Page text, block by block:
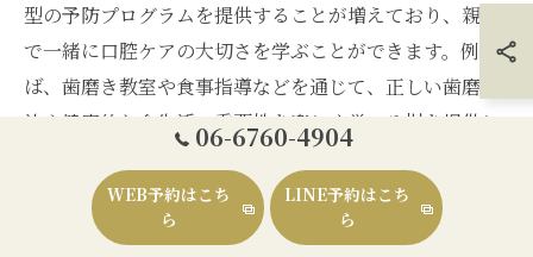
型の予防プログラムを提供することが増えており、親子
で一緒に口腔ケアの大切さを学ぶことができます。例え
ば、歯磨き教室や食事指導などを通じて、正しい歯磨き
法や健康的な食生活の重要性を楽しく学べる場を提供し
識を得られ、家族全体の歯の健康を支える基盤が築かれ
ます。親子での活動は、子供の好奇心を引き出し、歯医
06-6760-4904
WEB予約はこち
ら
LINE予約はこち
ら